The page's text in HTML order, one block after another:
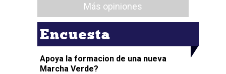
Más opiniones
Encuesta
Apoya la formacion de una nueva
Marcha Verde?